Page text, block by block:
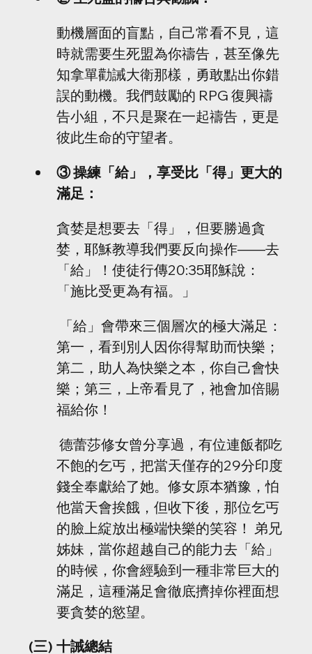
動機層面的盲點，自己常看不見，這
時就需要生死盟為你禱告，甚至像先
知拿單勸誡大衛那樣，勇敢點出你錯
誤的動機。我們鼓勵的 RPG 復興禱
告小組，不只是聚在一起禱告，更是
彼此生命的守望者。
③ 操練「給」，享受比「得」更大的
滿足：
貪婪是想要去「得」，但要勝過貪
婪，耶穌教導我們要反向操作——去
「給」！使徒行傳20:35耶穌說：
「施比受更為有福。」
第一，看到別人因你得幫助而快樂；
第二，助人為快樂之本，你自己會快
樂；第三，上帝看見了，祂會加倍賜
福給你！
不飽的乞丐，把當天僅存的29分印度
錢全奉獻給了她。修女原本猶豫，怕
他當天會挨餓，但收下後，那位乞丐
的臉上綻放出極端快樂的笑容！ 弟兄
姊妹，當你超越自己的能力去「給」
的時候，你會經驗到一種非常巨大的
滿足，這種滿足會徹底擠掉你裡面想
要貪婪的慾望。
(三) 十誡總結